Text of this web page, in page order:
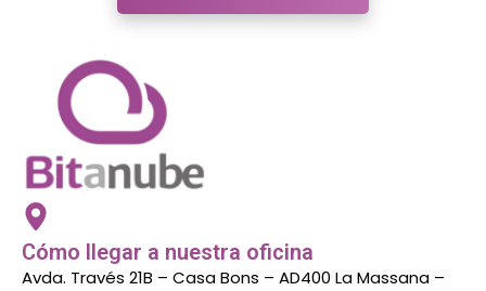
Cómo llegar a nuestra oficina
Avda. Través 21B – Casa Bons – AD400 La Massana –